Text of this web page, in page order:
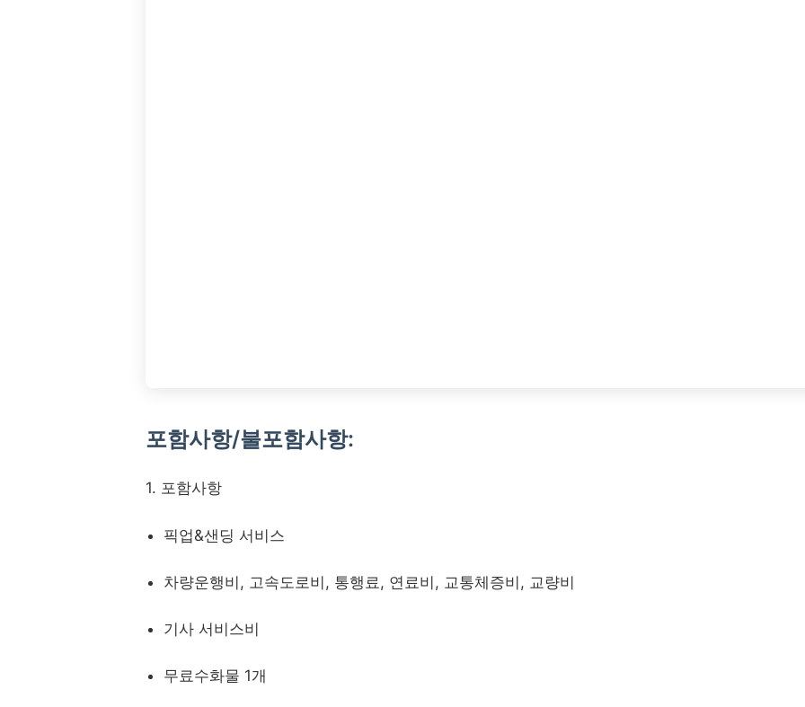
포함사항/불포함사항:
1. 포함사항
픽업&샌딩 서비스
차량운행비, 고속도로비, 통행료, 연료비, 교통체증비, 교량비
기사 서비스비
무료수화물 1개